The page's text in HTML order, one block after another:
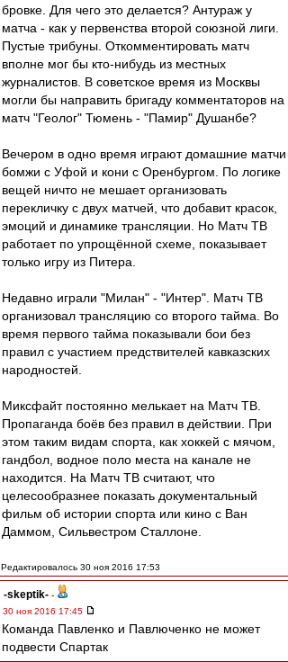
бровке. Для чего это делается? Антураж у
матча - как у первенства второй союзной лиги.
Пустые трибуны. Откомментировать матч
вполне мог бы кто-нибудь из местных
журналистов. В советское время из Москвы
могли бы направить бригаду комментаторов на
матч "Геолог" Тюмень - "Памир" Душанбе?
Вечером в одно время играют домашние матчи
бомжи с Уфой и кони с Оренбургом. По логике
вещей ничто не мешает организовать
перекличку с двух матчей, что добавит красок,
эмоций и динамике трансляции. Но Матч ТВ
работает по упрощённой схеме, показывает
только игру из Питера.
Недавно играли "Милан" - "Интер". Матч ТВ
организовал трансляцию со второго тайма. Во
время первого тайма показывали бои без
правил с участием предствителей кавказских
народностей.
Миксфайт постоянно мелькает на Матч ТВ.
Пропаганда боёв без правил в действии. При
этом таким видам спорта, как хоккей с мячом,
гандбол, водное поло места на канале не
находится. На Матч ТВ считают, что
целесообразнее показать документальный
фильм об истории спорта или кино с Ван
Даммом, Сильвестром Сталлоне.
Редактировалось 30 ноя 2016 17:53
-skeptik- -
30 ноя 2016 17:45
Команда Павленко и Павлюченко не может
подвести Спартак